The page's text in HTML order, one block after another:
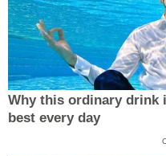
Why this ordinary drink
best every day